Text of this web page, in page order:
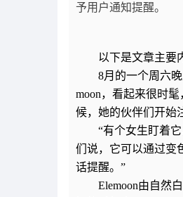
予用户通知提醒。
以下是文章主要
8月的一个周六
moon，看起来很时
候，她的伙伴们开始
“有个女生盯着
们说，它可以通过变
话提醒。”
Elemoon由自然